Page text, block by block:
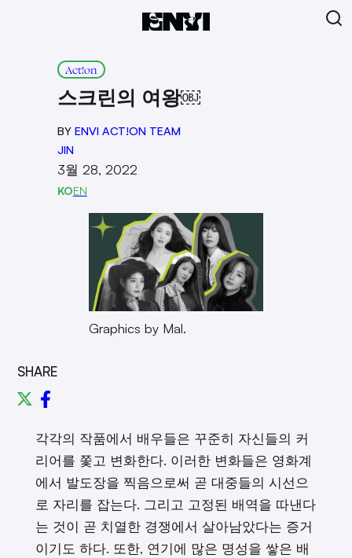
Act!on
스크린의 여왕￼
BY ENVI ACT!ON TEAM
JIN
3월 28, 2022
KOEN
Graphics by Mal.
SHARE
각각의 작품에서 배우들은 꾸준히 자신들의 커
리어를 쫓고 변화한다. 이러한 변화들은 영화계
에서 발도장을 찍음으로써 곧 대중들의 시선으
로 자리를 잡는다. 그리고 고정된 배역을 따낸다
는 것이 곧 치열한 경쟁에서 살아남았다는 증거
이기도 하다. 또한, 연기에 많은 명성을 쌓은 배